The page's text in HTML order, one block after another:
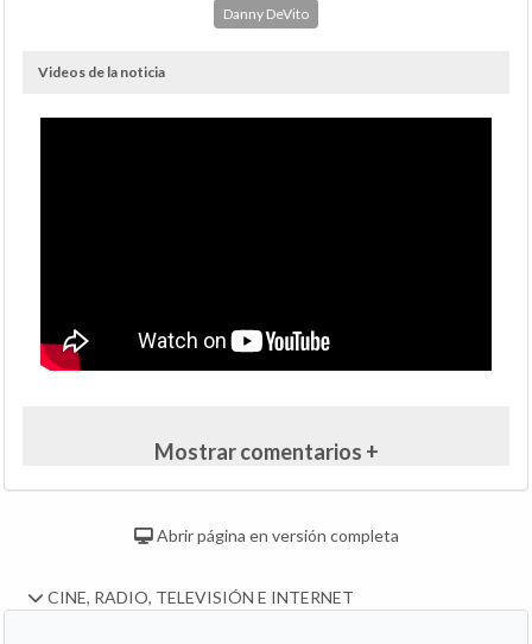
Danny DeVito
Videos de la noticia
Mostrar comentarios +
Abrir página en versión completa
CINE, RADIO, TELEVISIÓN E INTERNET